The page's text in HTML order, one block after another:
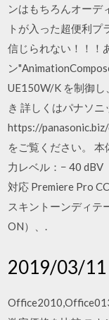
ンはもちろんオーデ
トが入った超便利プ
信じられない！！！
ン
UE150W/K を制御し
き 詳しくはパナソニ
https://
をご覧ください。
力レベル：− 40 dBV
対応 Premiere Pro
スキントーンディテ
ON）、.
2019/03/11